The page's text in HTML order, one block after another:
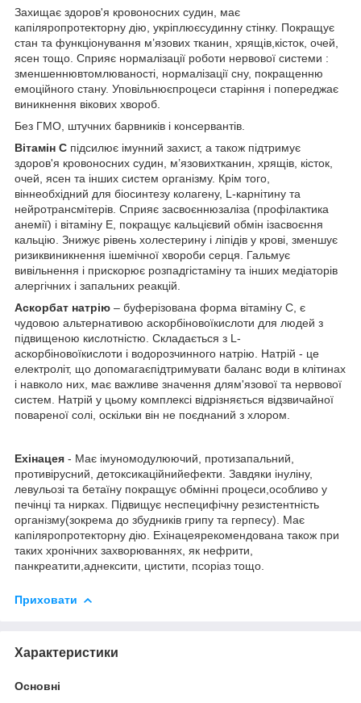
Захищає здоров'я кровоносних судин, має
капіляропротекторну дію, укріплюєсудинну стінку. Покращує
стан та функціонування м’язових тканин, хрящів,кісток, очей,
ясен тощо. Сприяє нормалізації роботи нервової системи :
зменшеннювтомлюваності, нормалізації сну, покращенню
емоційного стану. Уповільнюєпроцеси старіння і попереджає
виникнення вікових хвороб.
Без ГМО, штучних барвників і консервантів.
Вітамін C підсилює імунний захист, а також підтримує
здоров'я кровоносних судин, м’язовихтканин, хрящів, кісток,
очей, ясен та інших систем організму. Крім того,
віннеобхідний для біосинтезу колагену, L-карнітину та
нейротрансмітерів. Сприяє засвоєннюзаліза (профілактика
анемії) і вітаміну Е, покращує кальцієвий обмін ізасвоєння
кальцію. Знижує рівень холестерину і ліпідів у крові, зменшує
ризиквиникнення ішемічної хвороби серця. Гальмує
вивільнення і прискорює розпадгістаміну та інших медіаторів
алергічних і запальних реакцій.
Аскорбат натрію – буферізована форма вітаміну С, є
чудовою альтернативою аскорбіновоїкислоти для людей з
підвищеною кислотністю. Складається з L-
аскорбіновоїкислоти і водорозчинного натрію. Натрій - це
електроліт, що допомагаєпідтримувати баланс води в клітинах
і навколо них, має важливе значення длям'язової та нервової
систем. Натрій у цьому комплексі відрізняється відзвичайної
повареної солі, оскільки він не поєднаний з хлором.
Ехінацея - Має імуномодулюючий, протизапальний,
противірусний, детоксикаційнийефекти. Завдяки інуліну,
левульозі та бетаїну покращує обмінні процеси,особливо у
печінці та нирках. Підвищує неспецифічну резистентність
організму(зокрема до збудників грипу та герпесу). Має
капіляропротекторну дію. Ехінацеярекомендована також при
таких хронічних захворюваннях, як нефрити,
панкреатити,аднексити, цистити, псоріаз тощо.
Приховати
Характеристики
Основні